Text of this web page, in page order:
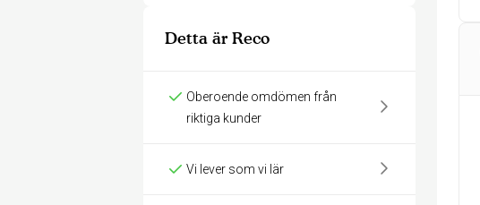
Detta är Reco
Oberoende omdömen från
riktiga kunder
Vi lever som vi lär